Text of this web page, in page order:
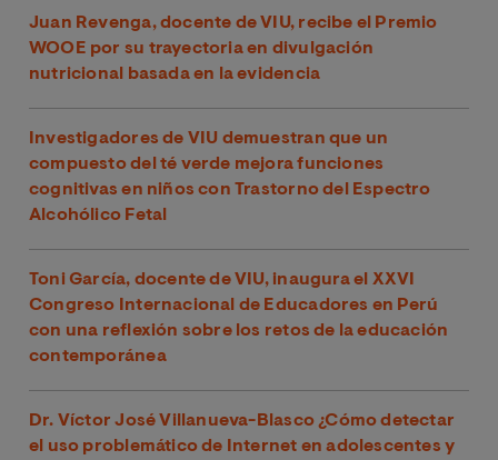
Juan Revenga, docente de VIU, recibe el Premio
WOOE por su trayectoria en divulgación
nutricional basada en la evidencia
Investigadores de VIU demuestran que un
compuesto del té verde mejora funciones
cognitivas en niños con Trastorno del Espectro
Alcohólico Fetal
Toni García, docente de VIU, inaugura el XXVI
Congreso Internacional de Educadores en Perú
con una reflexión sobre los retos de la educación
contemporánea
Dr. Víctor José Villanueva-Blasco ¿Cómo detectar
el uso problemático de Internet en adolescentes y